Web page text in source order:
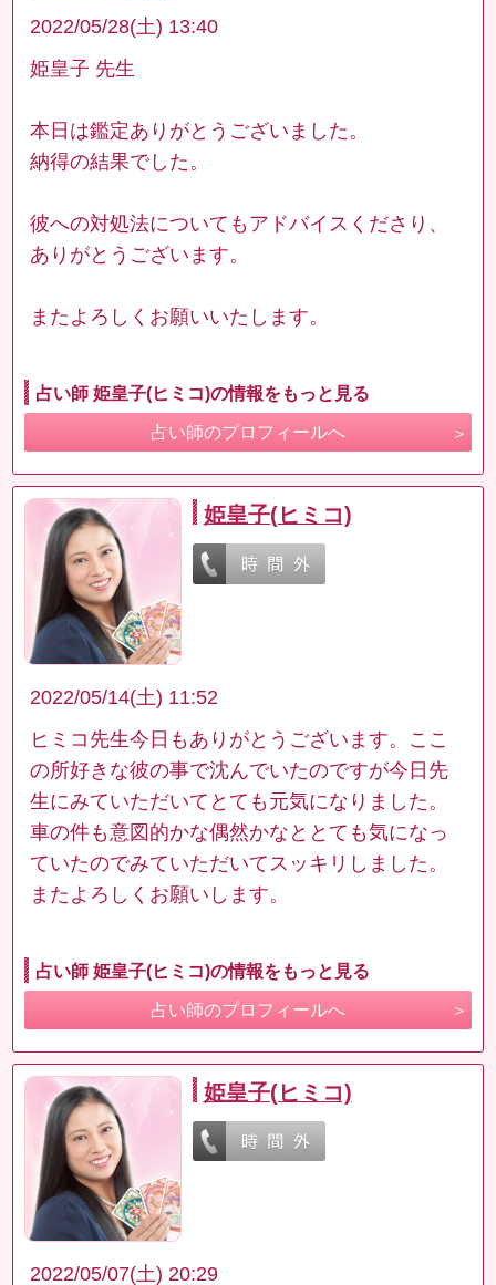
2022/05/28(土) 13:40
姫皇子 先生
本日は鑑定ありがとうございました。
納得の結果でした。
彼への対処法についてもアドバイスくださり、
ありがとうございます。
またよろしくお願いいたします。
占い師 姫皇子(ヒミコ)の情報をもっと見る
占い師のプロフィールへ
姫皇子(ヒミコ)
2022/05/14(土) 11:52
ヒミコ先生今日もありがとうございます。ここ
の所好きな彼の事で沈んでいたのですが今日先
生にみていただいてとても元気になりました。
車の件も意図的かな偶然かなととても気になっ
ていたのでみていただいてスッキリしました。
またよろしくお願いします。
占い師 姫皇子(ヒミコ)の情報をもっと見る
占い師のプロフィールへ
姫皇子(ヒミコ)
2022/05/07(土) 20:29